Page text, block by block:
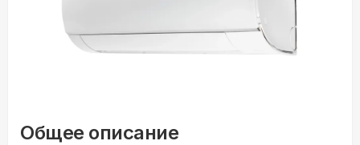
Общее описание